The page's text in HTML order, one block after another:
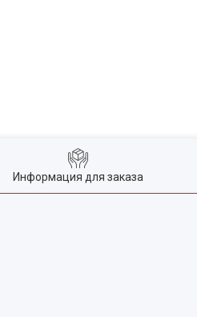
Информация для заказа